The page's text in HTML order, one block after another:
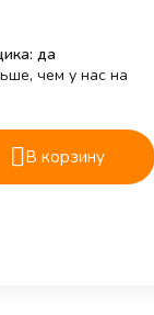
да
чем у нас на
В корзину